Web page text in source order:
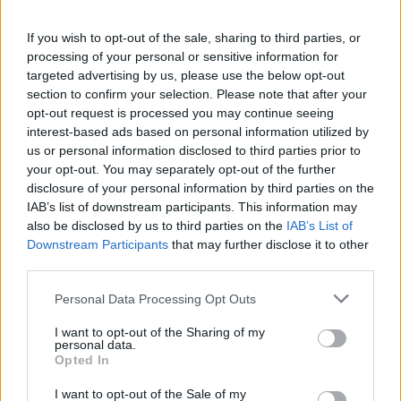
If you wish to opt-out of the sale, sharing to third parties, or
processing of your personal or sensitive information for
targeted advertising by us, please use the below opt-out
section to confirm your selection. Please note that after your
opt-out request is processed you may continue seeing
interest-based ads based on personal information utilized by
us or personal information disclosed to third parties prior to
your opt-out. You may separately opt-out of the further
disclosure of your personal information by third parties on the
IAB’s list of downstream participants. This information may
also be disclosed by us to third parties on the IAB’s List of
Downstream Participants that may further disclose it to other
Please note that this website/app uses one or more Google
not limited to your visit or usage behaviour. You may click to
grant or deny consent to Google and its third-party tags to
use your data for below specified purposes in below Google
consent section.
Personal Data Processing Opt Outs
I want to opt-out of the Sharing of my
personal data.
Opted In
I want to opt-out of the Sale of my
2026.08.07. Fazekas Adrián
kiskereskedelemben
Bár a hazai kiskereskedelmi forgalom idén júniusban is